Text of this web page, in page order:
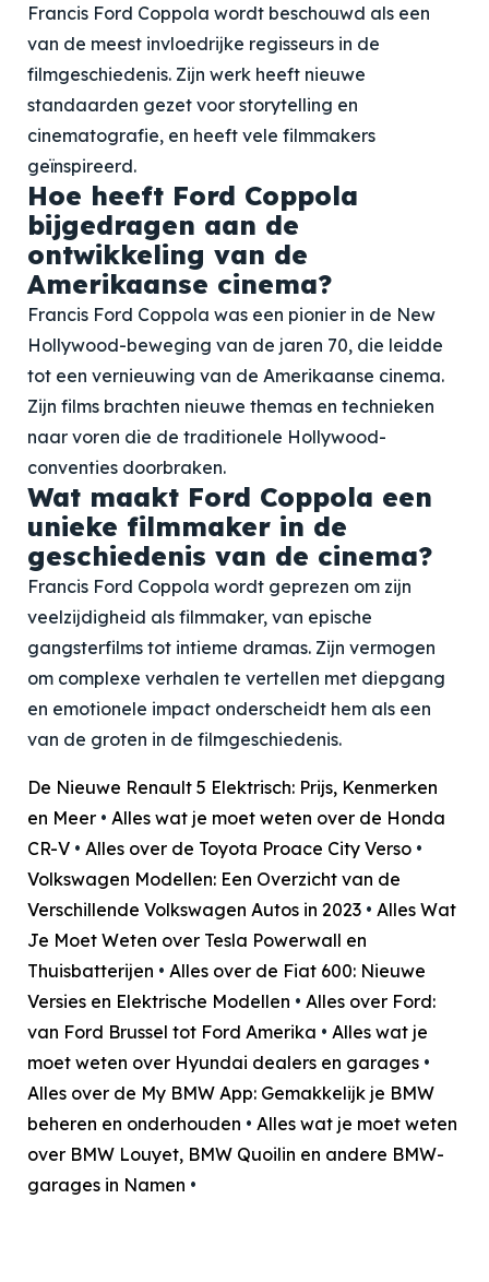
Francis Ford Coppola wordt beschouwd als een
van de meest invloedrijke regisseurs in de
filmgeschiedenis. Zijn werk heeft nieuwe
standaarden gezet voor storytelling en
cinematografie, en heeft vele filmmakers
geïnspireerd.
Hoe heeft Ford Coppola
bijgedragen aan de
ontwikkeling van de
Amerikaanse cinema?
Francis Ford Coppola was een pionier in de New
Hollywood-beweging van de jaren 70, die leidde
tot een vernieuwing van de Amerikaanse cinema.
Zijn films brachten nieuwe themas en technieken
naar voren die de traditionele Hollywood-
conventies doorbraken.
Wat maakt Ford Coppola een
unieke filmmaker in de
geschiedenis van de cinema?
Francis Ford Coppola wordt geprezen om zijn
veelzijdigheid als filmmaker, van epische
gangsterfilms tot intieme dramas. Zijn vermogen
om complexe verhalen te vertellen met diepgang
en emotionele impact onderscheidt hem als een
van de groten in de filmgeschiedenis.
De Nieuwe Renault 5 Elektrisch: Prijs, Kenmerken
en Meer • Alles wat je moet weten over de Honda
CR-V • Alles over de Toyota Proace City Verso •
Volkswagen Modellen: Een Overzicht van de
Verschillende Volkswagen Autos in 2023 • Alles Wat
Je Moet Weten over Tesla Powerwall en
Thuisbatterijen • Alles over de Fiat 600: Nieuwe
Versies en Elektrische Modellen • Alles over Ford:
van Ford Brussel tot Ford Amerika • Alles wat je
moet weten over Hyundai dealers en garages •
Alles over de My BMW App: Gemakkelijk je BMW
beheren en onderhouden • Alles wat je moet weten
over BMW Louyet, BMW Quoilin en andere BMW-
garages in Namen •